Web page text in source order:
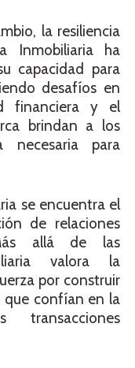
la resiliencia
Inmobiliaria ha
capacidad para
desafíos en
financiera y el
brindan a los
necesaria para
se encuentra el
de relaciones
allá de las
valora la
por construir
que confían en la